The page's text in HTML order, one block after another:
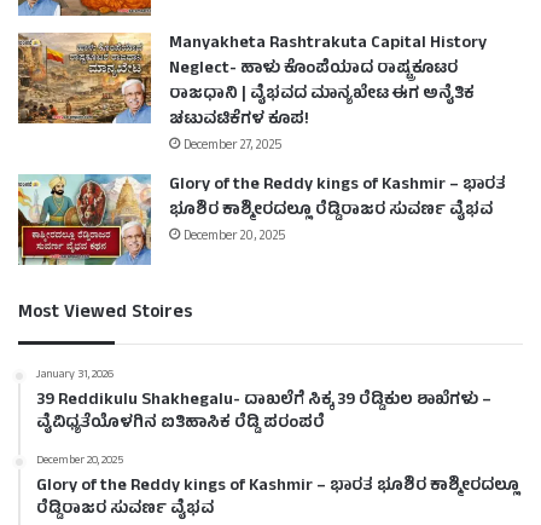
Manyakheta Rashtrakuta Capital History
Neglect- ಹಾಳು ಕೊಂಪೆಯಾದ ರಾಷ್ಟ್ರಕೂಟರ
ರಾಜಧಾನಿ | ವೈಭವದ ಮಾನ್ಯಖೇಟ ಈಗ ಅನೈತಿಕ
ಚಟುವಟಿಕೆಗಳ ಕೂಪ!
December 27, 2025
Glory of the Reddy kings of Kashmir – ಭಾರತ
ಭೂಶಿರ ಕಾಶ್ಮೀರದಲ್ಲೂ ರೆಡ್ಡಿರಾಜರ ಸುವರ್ಣ ವೈಭವ
December 20, 2025
Most Viewed Stoires
January 31, 2026
39 Reddikulu Shakhegalu- ದಾಖಲೆಗೆ ಸಿಕ್ಕ 39 ರೆಡ್ಡಿಕುಲ ಶಾಖೆಗಳು –
ವೈವಿಧ್ಯತೆಯೊಳಗಿನ ಐತಿಹಾಸಿಕ ರೆಡ್ಡಿ ಪರಂಪರೆ
December 20, 2025
Glory of the Reddy kings of Kashmir – ಭಾರತ ಭೂಶಿರ ಕಾಶ್ಮೀರದಲ್ಲೂ
ರೆಡ್ಡಿರಾಜರ ಸುವರ್ಣ ವೈಭವ